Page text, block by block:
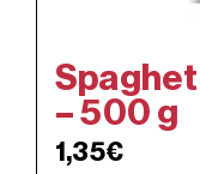
– 500 g
1,35€